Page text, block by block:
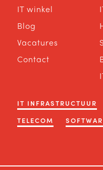
IT winkel
Blog
Vacatures
Contact
IT INFRASTRUCTUUR
TELECOM